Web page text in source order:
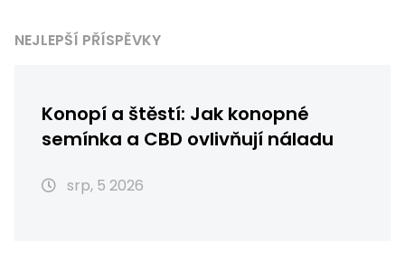
NEJLEPŠÍ PŘÍSPĚVKY
Konopí a štěstí: Jak konopné
semínka a CBD ovlivňují náladu
srp, 5 2026